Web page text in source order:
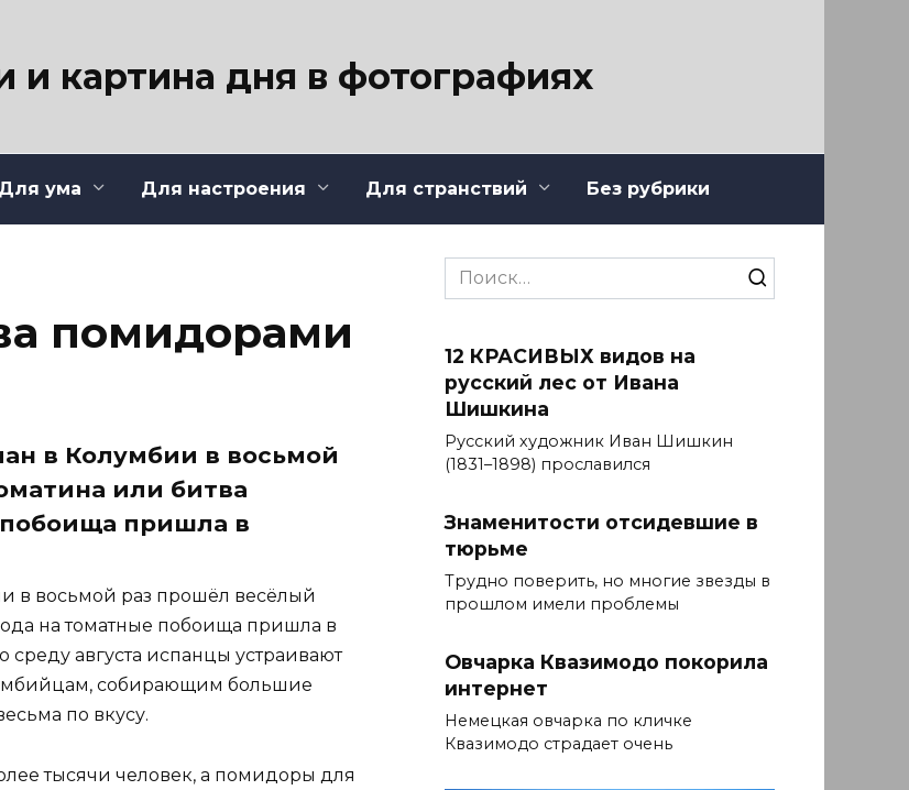
и картина дня в фотографиях
Для ума Для настроения Для странствий Без рубрики
помидорами
в Колумбии в восьмой
или битва
пришла в
в восьмой раз прошёл весёлый
на томатные побоища пришла в
августа испанцы устраивают
собирающим большие
по вкусу.
тысячи человек, а помидоры для
Search
for:
12 КРАСИВЫХ видов на
русский лес от Ивана
Шишкина
Русский художник Иван Шишкин
(1831–1898) прославился
Знаменитости отсидевшие в
тюрьме
Трудно поверить, но многие звезды в
прошлом имели проблемы
Овчарка Квазимодо покорила
интернет
Немецкая овчарка по кличке
Квазимодо страдает очень